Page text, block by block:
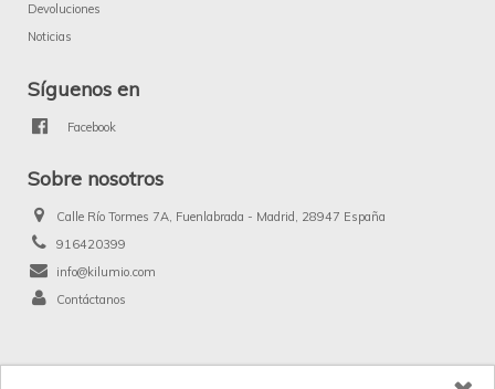
Devoluciones
Noticias
Síguenos en
Facebook
Sobre nosotros
Calle Río Tormes 7A, Fuenlabrada - Madrid, 28947 España
916420399
info@kilumio.com
Contáctanos